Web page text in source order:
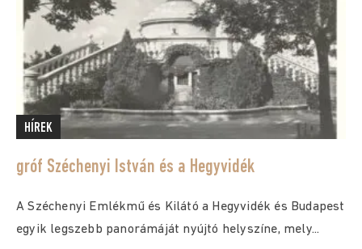
HÍREK
gróf Széchenyi István és a Hegyvidék
A Széchenyi Emlékmű és Kilátó a Hegyvidék és Budapest
egyik legszebb panorámáját nyújtó helyszíne, mely...